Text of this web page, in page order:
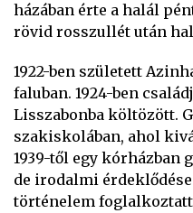
házában érte a halál
rövid rosszullét után
1922-ben született
faluban. 1924-ben
Lisszabonba költözött.
szakiskolában, ahol
1939-től egy kórházban
de irodalmi
történelem